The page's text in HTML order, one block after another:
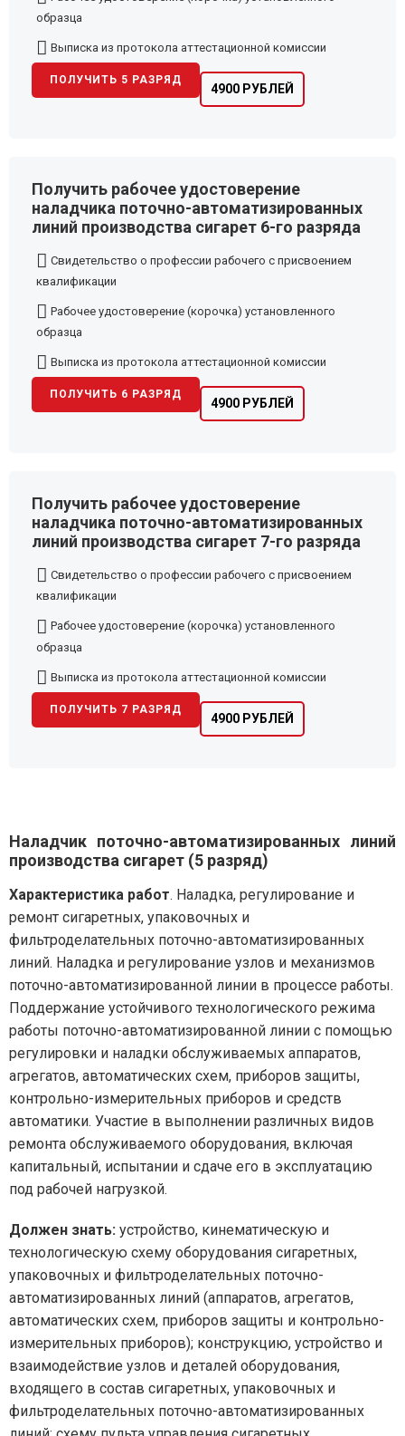
образца
Выписка из протокола аттестационной комиссии
4900 РУБЛЕЙ
ПОЛУЧИТЬ 5 РАЗРЯД
Получить рабочее удостоверение
наладчика поточно-автоматизированных
линий производства сигарет 6-го разряда
Свидетельство о профессии рабочего с присвоением
квалификации
Рабочее удостоверение (корочка) установленного
образца
Выписка из протокола аттестационной комиссии
4900 РУБЛЕЙ
ПОЛУЧИТЬ 6 РАЗРЯД
Получить рабочее удостоверение
наладчика поточно-автоматизированных
линий производства сигарет 7-го разряда
Свидетельство о профессии рабочего с присвоением
квалификации
Рабочее удостоверение (корочка) установленного
образца
Выписка из протокола аттестационной комиссии
4900 РУБЛЕЙ
ПОЛУЧИТЬ 7 РАЗРЯД
Наладчик поточно-автоматизированных линий
производства сигарет (5 разряд)
Характеристика работ. Наладка, регулирование и
ремонт сигаретных, упаковочных и
фильтроделательных поточно-автоматизированных
линий. Наладка и регулирование узлов и механизмов
поточно-автоматизированной линии в процессе работы.
Поддержание устойчивого технологического режима
работы поточно-автоматизированной линии с помощью
регулировки и наладки обслуживаемых аппаратов,
агрегатов, автоматических схем, приборов защиты,
контрольно-измерительных приборов и средств
автоматики. Участие в выполнении различных видов
ремонта обслуживаемого оборудования, включая
капитальный, испытании и сдаче его в эксплуатацию
под рабочей нагрузкой.
Должен знать: устройство, кинематическую и
технологическую схему оборудования сигаретных,
упаковочных и фильтроделательных поточно-
автоматизированных линий (аппаратов, агрегатов,
автоматических схем, приборов защиты и контрольно-
измерительных приборов); конструкцию, устройство и
взаимодействие узлов и деталей оборудования,
входящего в состав сигаретных, упаковочных и
фильтроделательных поточно-автоматизированных